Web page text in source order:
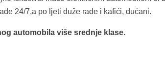
24/7,a po ljeti duže rade i kafići, dućani.
automobilavišesrednje klase.